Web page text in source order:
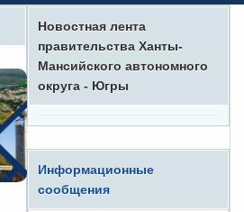
Новостная лента
правительства Ханты-
Мансийского автономного
округа - Югры
Информационные
сообщения